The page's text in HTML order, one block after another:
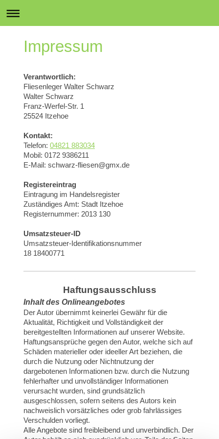
Impressum
Verantwortlich:
Fliesenleger Walter Schwarz
Walter Schwarz
Franz-Werfel-Str. 1
25524 Itzehoe
Kontakt:
Telefon: 04821 883034
Mobil: 0172 9386211
E-Mail: schwarz-fliesen@gmx.de
Registereintrag
Eintragung im Handelsregister
Zuständiges Amt: Stadt Itzehoe
Registernummer: 2013 130
Umsatzsteuer-ID
Umsatzsteuer-Identifikationsnummer
18 18400771
Haftungsausschluss
Inhalt des Onlineangebotes
Der Autor übernimmt keinerlei Gewähr für die
Aktualität, Richtigkeit und Vollständigkeit der
bereitgestellten Informationen auf unserer Website.
Haftungsansprüche gegen den Autor, welche sich auf
Schäden materieller oder ideeller Art beziehen, die
durch die Nutzung oder Nichtnutzung der
dargebotenen Informationen bzw. durch die Nutzung
fehlerhafter und unvollständiger Informationen
verursacht wurden, sind grundsätzlich
ausgeschlossen, sofern seitens des Autors kein
nachweislich vorsätzliches oder grob fahrlässiges
Verschulden vorliegt.
Alle Angebote sind freibleibend und unverbindlich. Der